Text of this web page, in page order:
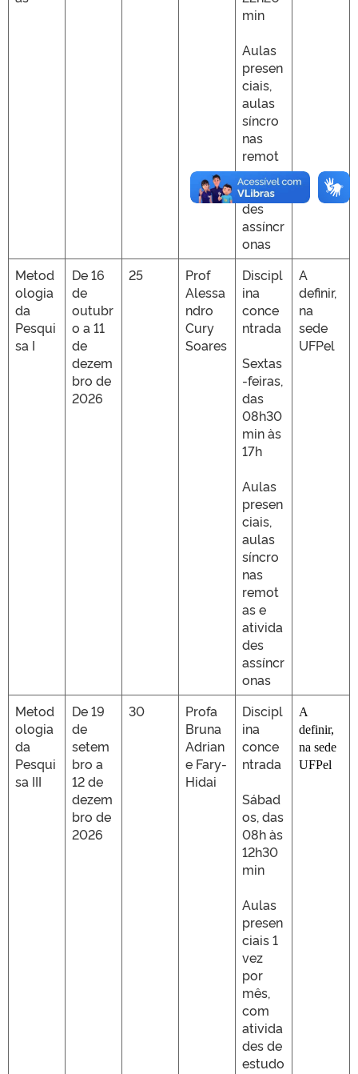
min
Aulas
presen
ciais,
aulas
síncro
nas
remot
as e
ativida
des
assíncr
onas
Metod
ologia
da
Pesqui
sa I
De 16
de
outubr
o a 11
de
dezem
bro de
2026
25
Prof
Alessa
ndro
Cury
Soares
Discipl
ina
conce
ntrada
Sextas
-feiras,
das
08h30
min às
17h
Aulas
presen
ciais,
aulas
síncro
nas
remot
as e
ativida
des
assíncr
onas
A
definir,
na
sede
UFPel
Metod
ologia
da
Pesqui
sa III
De 19
de
setem
bro a
12 de
dezem
bro de
2026
30
Profa
Bruna
Adrian
e Fary-
Hidai
Discipl
ina
conce
ntrada
Sábad
os, das
08h às
12h30
min
Aulas
presen
ciais 1
vez
por
mês,
com
ativida
des de
estudo
A
definir,
na sede
UFPel